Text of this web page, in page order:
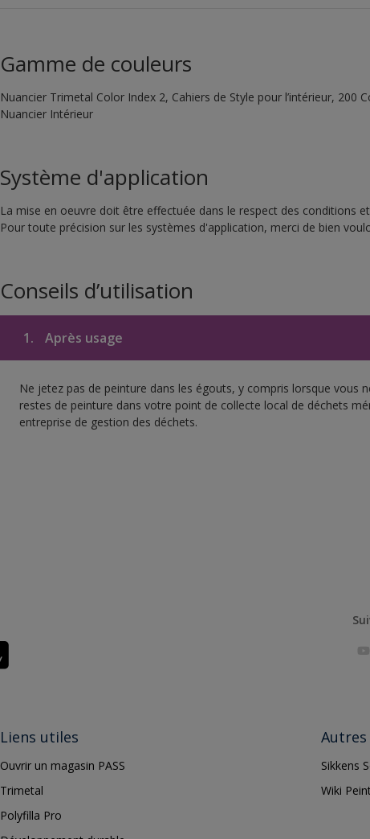
Gamme de couleurs
Nuancier Trimetal Color Index 2, Cahiers de Style pour l’intérieur, 200
Nuancier Intérieur
Système d'application
La mise en oeuvre doit être effectuée dans le respect des conditions
Pour toute précision sur les systèmes d'application, merci de bien
Conseils d’utilisation
1. Après usage
Ne jetez pas de peinture dans les égouts, y compris lorsque vous
restes de peinture dans votre point de collecte local de déchets
entreprise de gestion des déchets.
Liens utiles
Ouvrir un magasin PASS
Trimetal
Polyfilla Pro
Sikkens
Wiki